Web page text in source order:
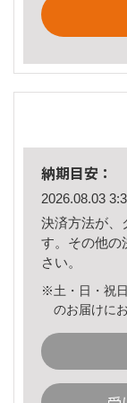
納期目安：
2026.08.03
決済方法が、
す。その他の
さい。
※土・日・祝
のお届けに